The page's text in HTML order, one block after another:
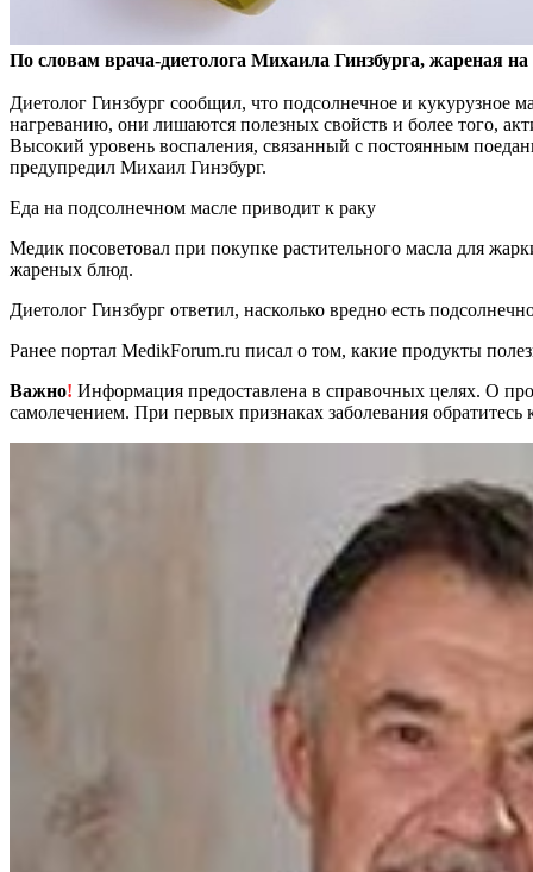
По словам врача-диетолога Михаила Гинзбурга, жареная
Диетолог Гинзбург сообщил, что подсолнечное и кукурузное
нагреванию, они лишаются полезных свойств и более того,
Высокий уровень воспаления, связанный с постоянным
предупредил Михаил Гинзбург.
Еда на подсолнечном масле приводит к раку
Медик посоветовал при покупке растительного масла для
жареных блюд.
Диетолог Гинзбург ответил, насколько вредно есть
Ранее портал MedikForum.ru писал о том, какие продукты
Важно! Информация предоставлена в справочных целях. О
самолечением. При первых признаках заболевания обратитесь